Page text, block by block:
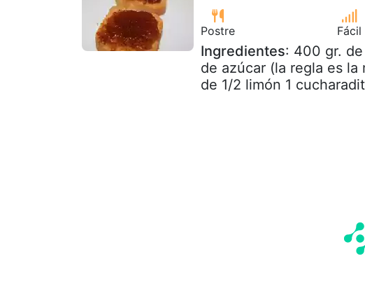
Postre Fácil
Ingredientes: 400 gr.
de azúcar (la regla es
de 1/2 limón 1